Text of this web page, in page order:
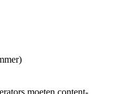
moeten content-